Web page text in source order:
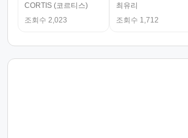
CORTIS (코르티스)
조회수 2,023
최유리
조회수 1,712